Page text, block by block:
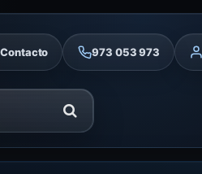
Contacto 973 053 973